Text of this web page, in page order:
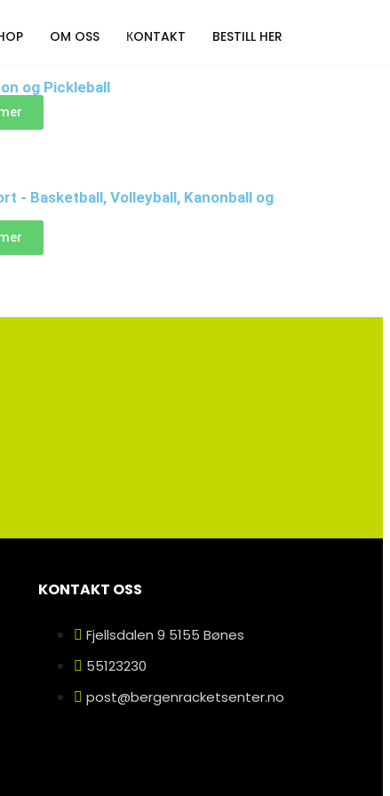
OM OSS КONTAKT BESTILL HER
og Pickleball
- Basketball, Volleyball, Kanonball og
KONTAKT OSS
Fjellsdalen 9 5155 Bønes
55123230
post@bergenracketsenter.no